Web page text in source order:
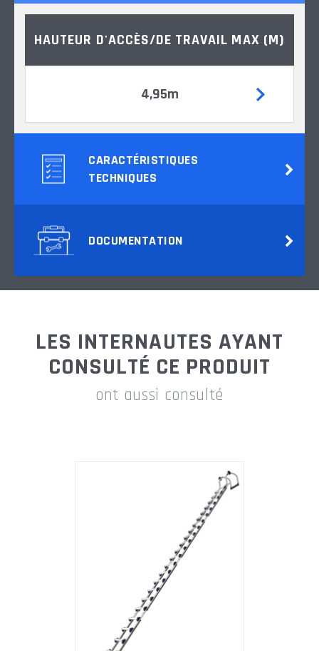
HAUTEUR D'ACCÈS/DE TRAVAIL MAX (M)
4,95m
CARACTÉRISTIQUES
TECHNIQUES
DOCUMENTATION
LES INTERNAUTES AYANT
CONSULTÉ CE PRODUIT
ont aussi consulté